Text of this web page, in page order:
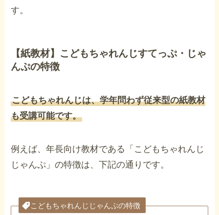
す。
【紙教材】こどもちゃれんじすてっぷ・じゃ
んぷの特徴
こどもちゃれんじは、学年問わず従来型の紙教材
も受講可能です。
例えば、年長向け教材である「こどもちゃれんじ
じゃんぷ」の特徴は、下記の通りです。
こどもちゃれんじじゃんぷの特徴